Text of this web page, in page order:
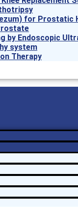
for Prostatic
by Endoscopic
system
Therapy